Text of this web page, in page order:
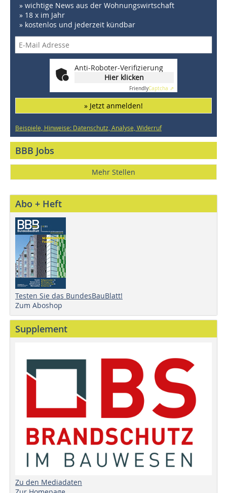
» wichtige News aus der Wohnungswirtschaft
» 18 x im Jahr
» kostenlos und jederzeit kündbar
Anti-Roboter-Verifizierung
Hier klicken
FriendlyCaptcha ⇗
» Jetzt anmelden!
Beispiele, Hinweise: Datenschutz, Analyse, Widerruf
BBB Jobs
Mehr Stellen
Abo + Heft
Testen Sie das BundesBauBlatt!
Zum Aboshop
Supplement
Zu den Mediadaten